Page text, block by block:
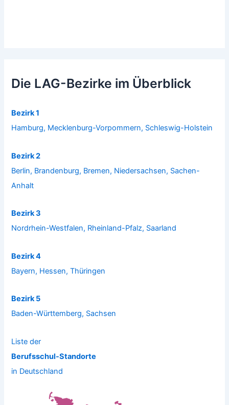
Die LAG-Bezirke im Überblick
Bezirk 1
Hamburg, Mecklenburg-Vorpommern, Schleswig-Holstein
Bezirk 2
Berlin, Brandenburg, Bremen, Niedersachsen, Sachen-
Anhalt
Bezirk 3
Nordrhein-Westfalen, Rheinland-Pfalz, Saarland
Bezirk 4
Bayern, Hessen, Thüringen
Bezirk 5
Baden-Württemberg, Sachsen
Liste der
Berufsschul-Standorte
in Deutschland